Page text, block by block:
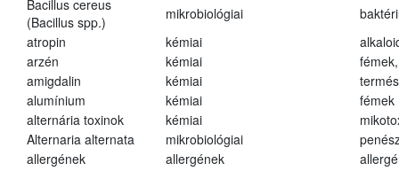
Bacillus cereus
(Bacillus spp.)
mikrobiológiai
atropin
kémiai
arzén
kémiai
amigdalin
kémiai
alumínium
kémiai
fémek
alternária toxinok
kémiai
Alternaria alternata
mikrobiológiai
allergének
allergének